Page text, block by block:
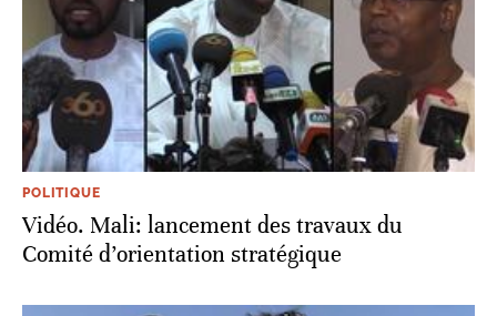
POLITIQUE
Vidéo. Mali: lancement des travaux du
Comité d’orientation stratégique